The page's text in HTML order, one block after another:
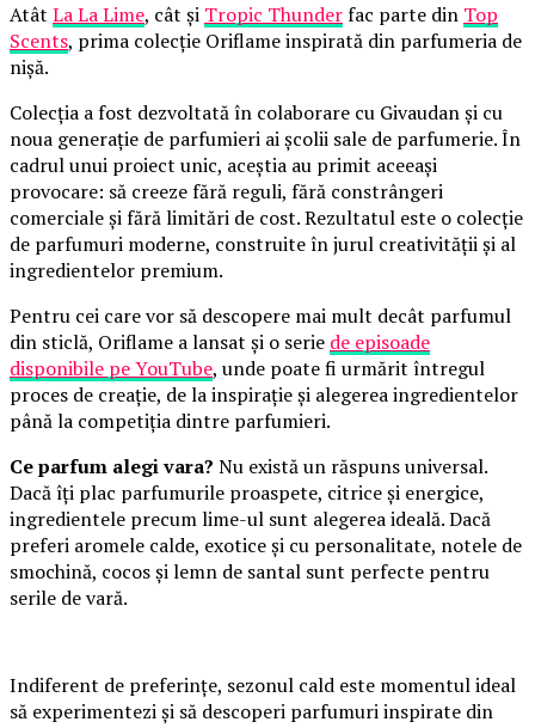
Atât La La Lime, cât și Tropic Thunderfac parte din Top
Scents, prima colecție Oriflame inspirată din parfumeria de
nișă.
Colecția a fost dezvoltată în colaborare cu Givaudan și cu
noua generație de parfumieri ai școlii sale de parfumerie. În
cadrul unui proiect unic, aceștia au primit aceeași
provocare: să creeze fără reguli, fără constrângeri
comerciale și fără limitări de cost. Rezultatul este o colecție
de parfumuri moderne, construite în jurul creativității și al
ingredientelor premium.
Pentru cei care vor să descopere mai mult decât parfumul
din sticlă, Oriflame a lansat și o serie de episoade
disponibile pe YouTube, unde poate fi urmărit întregul
proces de creație, de la inspirație și alegerea ingredientelor
până la competiția dintre parfumieri.
Ce parfum alegi vara? Nu există un răspuns universal.
Dacă îți plac parfumurile proaspete, citrice și energice,
ingredientele precum lime-ul sunt alegerea ideală. Dacă
preferi aromele calde, exotice și cu personalitate, notele de
smochină, cocos și lemn de santal sunt perfecte pentru
serile de vară.
Indiferent de preferințe, sezonul cald este momentul ideal
să experimentezi și să descoperi parfumuri inspirate din